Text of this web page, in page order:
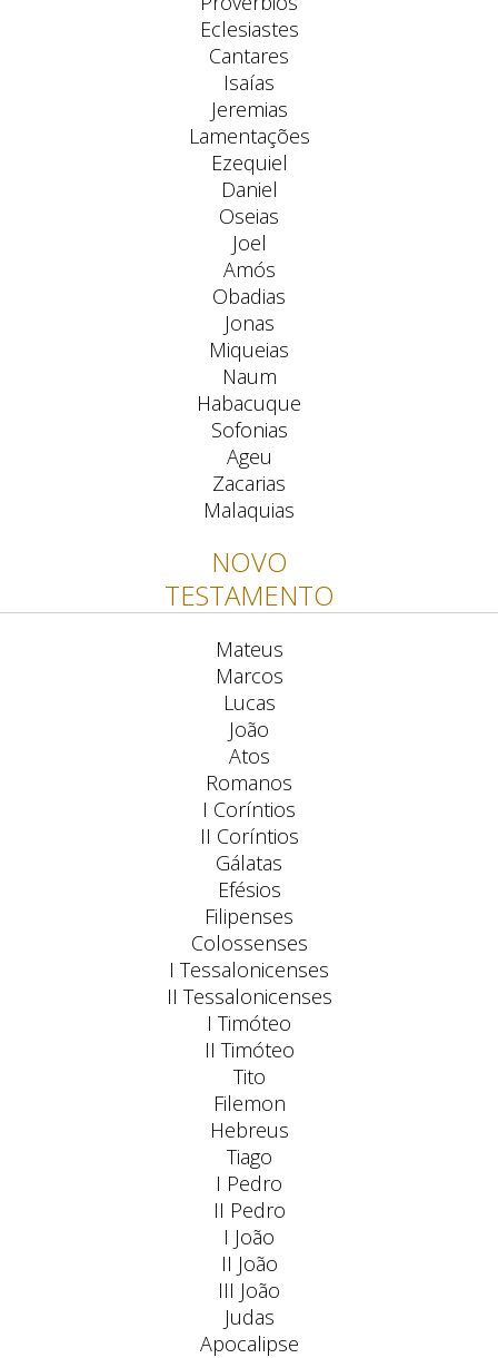
Eclesiastes
Cantares
Isaías
Jeremias
Lamentações
Ezequiel
Daniel
Oseias
Joel
Amós
Obadias
Jonas
Miqueias
Naum
Habacuque
Sofonias
Ageu
Zacarias
Malaquias
NOVO
TESTAMENTO
Mateus
Marcos
Lucas
João
Atos
Romanos
I Coríntios
II Coríntios
Gálatas
Efésios
Filipenses
Colossenses
I Tessalonicenses
II Tessalonicenses
I Timóteo
II Timóteo
Tito
Filemon
Hebreus
Tiago
I Pedro
II Pedro
I João
II João
III João
Judas
Apocalipse